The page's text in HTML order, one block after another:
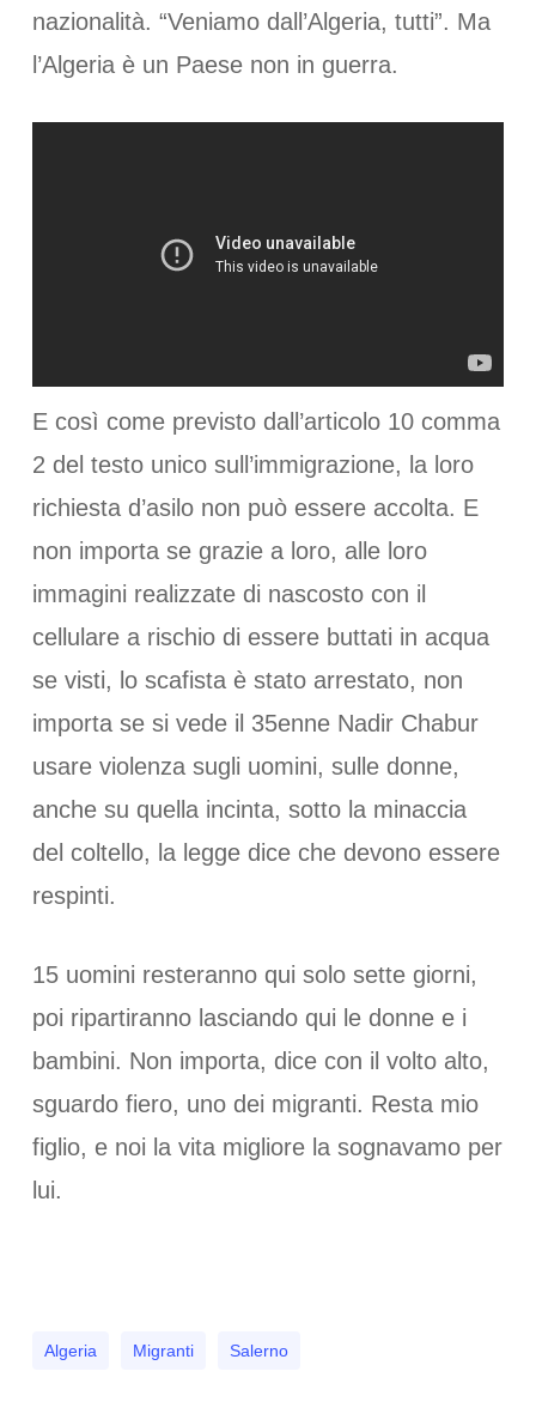
nazionalità. “Veniamo dall’Algeria, tutti”. Ma
l’Algeria è un Paese non in guerra.
E così come previsto dall’articolo 10 comma
2 del testo unico sull’immigrazione, la loro
richiesta d’asilo non può essere accolta. E
non importa se grazie a loro, alle loro
immagini realizzate di nascosto con il
cellulare a rischio di essere buttati in acqua
se visti, lo scafista è stato arrestato, non
importa se si vede il 35enne Nadir Chabur
usare violenza sugli uomini, sulle donne,
anche su quella incinta, sotto la minaccia
del coltello, la legge dice che devono essere
respinti.
15 uomini resteranno qui solo sette giorni,
poi ripartiranno lasciando qui le donne e i
bambini. Non importa, dice con il volto alto,
sguardo fiero, uno dei migranti. Resta mio
figlio, e noi la vita migliore la sognavamo per
lui.
Algeria Migranti Salerno